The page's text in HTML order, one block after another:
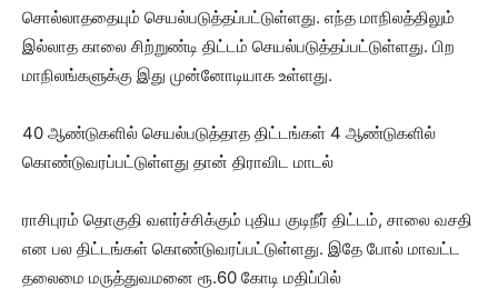
சொல்லாததையும் செயல்படுத்தப்பட்டுள்ளது. எந்த மாநிலத்திலும்
இல்லாத காலை சிற்றுண்டி திட்டம் செயல்படுத்தப்பட்டுள்ளது. பிற
மாநிலங்களுக்கு இது முன்னோடியாக உள்ளது.
40 ஆண்டுகளில் செயல்படுத்தாத திட்டங்கள் 4 ஆண்டுகளில்
கொண்டுவரப்பட்டுள்ளது தான் திராவிட மாடல்
ராசிபுரம் தொகுதி வளர்ச்சிக்கும் புதிய குடிநீர் திட்டம், சாலை வசதி
என பல திட்டங்கள் கொண்டுவரப்பட்டுள்ளது. இதே போல் மாவட்ட
தலைமை மருத்துவமனை ரூ.60 கோடி மதிப்பில்